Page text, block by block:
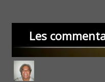
Les